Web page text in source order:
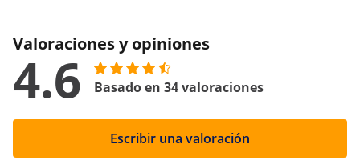
Valoraciones y opiniones
4.6 Basado en 34 valoraciones
Escribir una valoración